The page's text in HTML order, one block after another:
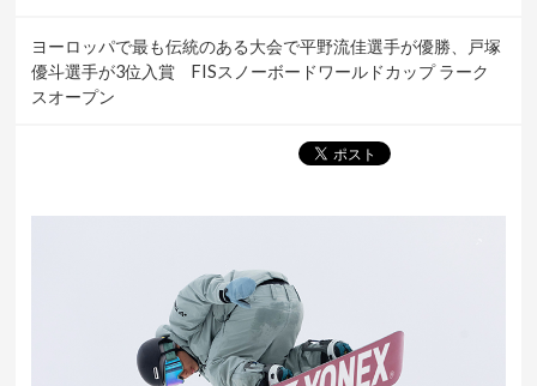
ヨーロッパで最も伝統のある大会で平野流佳選手が優勝、戸塚
優斗選手が3位入賞 FISスノーボードワールドカップ ラーク
スオープン